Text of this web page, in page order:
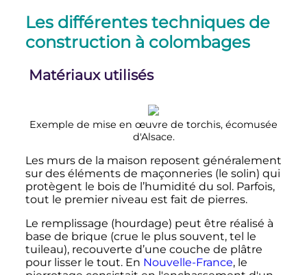
Les différentes techniques de
construction à colombages
Matériaux utilisés
Exemple de mise en œuvre de torchis, écomusée
d'Alsace.
Les murs de la maison reposent généralement
sur des éléments de maçonneries (le solin) qui
protègent le bois de l’humidité du sol. Parfois,
tout le premier niveau est fait de pierres.
Le remplissage (hourdage) peut être réalisé à
base de brique (crue le plus souvent, tel le
tuileau), recouverte d’une couche de plâtre
pour lisser le tout. En Nouvelle-France, le